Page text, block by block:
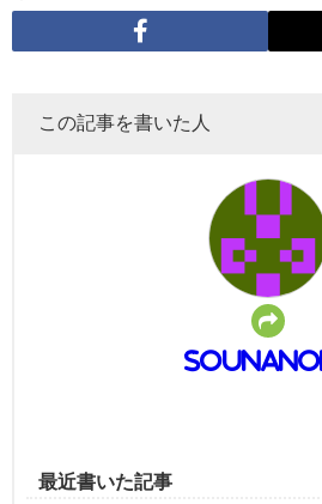
この記事を書いた人
最近書いた記事